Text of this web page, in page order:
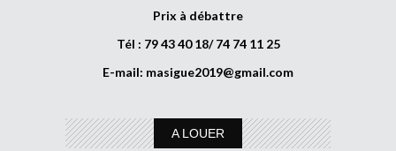
Prix à débattre
Tél : 79 43 40 18/ 74 74 11 25
E-mail: masigue2019@gmail.com
A LOUER